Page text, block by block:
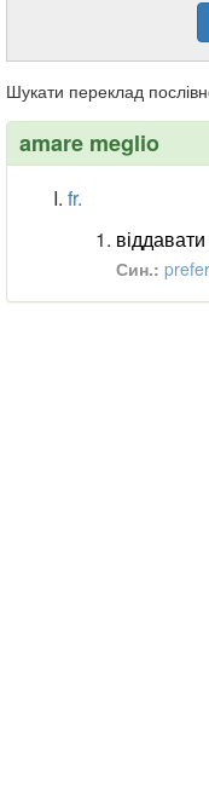
Шукати переклад
amare meglio
fr.
Син.: